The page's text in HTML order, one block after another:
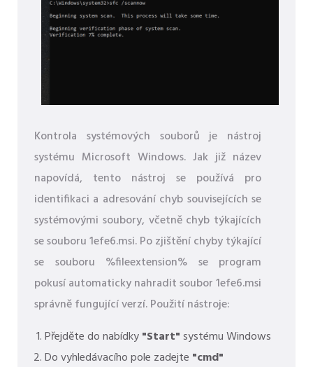
Kontrola systémových souborů je nástroj
systému Microsoft Windows. Jak již název
napovídá, tento nástroj se používá pro
identifikaci a adresování chyb souvisejících se
systémovými soubory, včetně chyb týkajících
se souboru 1efe6.msi. Po zjištění chyby týkající
se souboru %fileextension% se program
pokusí automaticky nahradit soubor 1efe6.msi
správně fungující verzí. Použití nástroje:
Přejděte do nabídky"Start"systému Windows
Do vyhledávacího pole zadejte "cmd"